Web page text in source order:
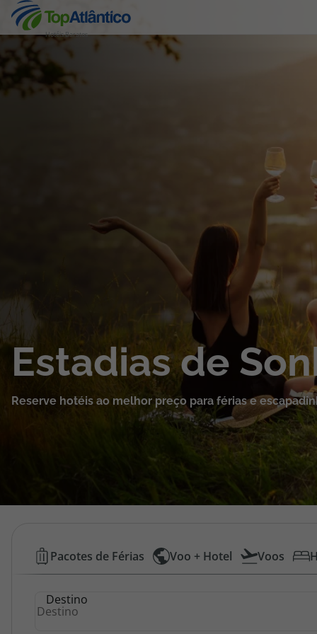
Hotéis Baratos
Destinos
Pacotes de Férias
Cruzeiros
Promoções
Área de Cliente
Estadias de
Reserve hotéis ao melhor preço para férias e
Hotéis
Baratos
Pacotes de Férias Voo + Hotel Voos
Destino